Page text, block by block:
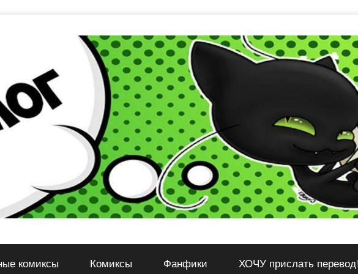
комиксы Комиксы Фанфики ХОЧУ прислать перевод!